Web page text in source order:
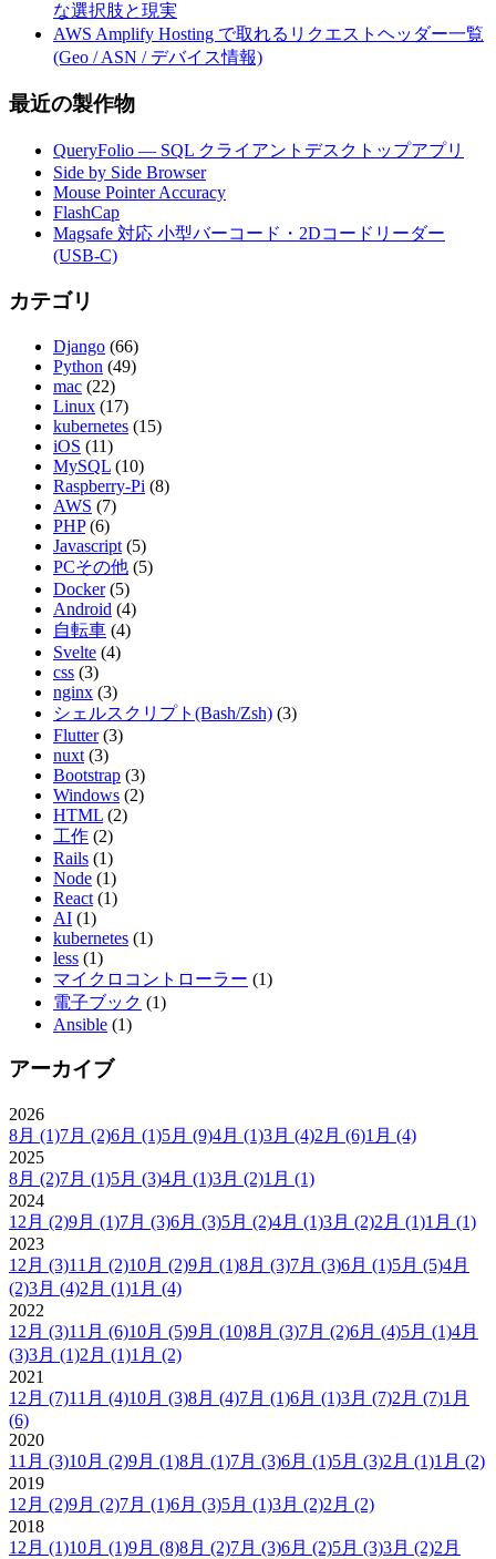
な選択肢と現実
AWS Amplify Hosting で取れるリクエストヘッダー一覧
(Geo / ASN / デバイス情報)
最近の製作物
QueryFolio — SQL クライアントデスクトップアプリ
Side by Side Browser
Mouse Pointer Accuracy
FlashCap
Magsafe 対応 小型バーコード・2Dコードリーダー
(USB-C)
カテゴリ
Django (66)
Python (49)
mac (22)
Linux (17)
kubernetes (15)
iOS (11)
MySQL (10)
Raspberry-Pi (8)
AWS (7)
PHP (6)
Javascript (5)
PCその他 (5)
Docker (5)
Android (4)
自転車 (4)
Svelte (4)
css (3)
nginx (3)
シェルスクリプト(Bash/Zsh) (3)
Flutter (3)
nuxt (3)
Bootstrap (3)
Windows (2)
HTML (2)
工作 (2)
Rails (1)
Node (1)
React (1)
AI (1)
kubernetes (1)
less (1)
マイクロコントローラー (1)
電子ブック (1)
Ansible (1)
アーカイブ
2026
8月 (1)7月 (2)6月 (1)5月 (9)4月 (1)3月 (4)2月 (6)1月 (4)
2025
8月 (2)7月 (1)5月 (3)4月 (1)3月 (2)1月 (1)
2024
12月 (2)9月 (1)7月 (3)6月 (3)5月 (2)4月 (1)3月 (2)2月 (1)1月 (1)
2023
12月 (3)11月 (2)10月 (2)9月 (1)8月 (3)7月 (3)6月 (1)5月 (5)4月
(2)3月 (4)2月 (1)1月 (4)
2022
12月 (3)11月 (6)10月 (5)9月 (10)8月 (3)7月 (2)6月 (4)5月 (1)4月
(3)3月 (1)2月 (1)1月 (2)
2021
12月 (7)11月 (4)10月 (3)8月 (4)7月 (1)6月 (1)3月 (7)2月 (7)1月
(6)
2020
11月 (3)10月 (2)9月 (1)8月 (1)7月 (3)6月 (1)5月 (3)2月 (1)1月 (2)
2019
12月 (2)9月 (2)7月 (1)6月 (3)5月 (1)3月 (2)2月 (2)
2018
12月 (1)10月 (1)9月 (8)8月 (2)7月 (3)6月 (2)5月 (3)3月 (2)2月